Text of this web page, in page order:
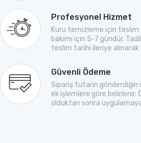
Profesyonel Hizmet
Kuru temizleme için teslim
bakımı için 5-7 gündür.
teslim tarihi ileriye alınarak
Güvenli Ödeme
Sipariş tutarın gönderdiğin
ek işlemlere göre belirlenir.
olduktan sonra